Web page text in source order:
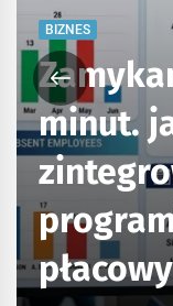
BIZNES
minut.